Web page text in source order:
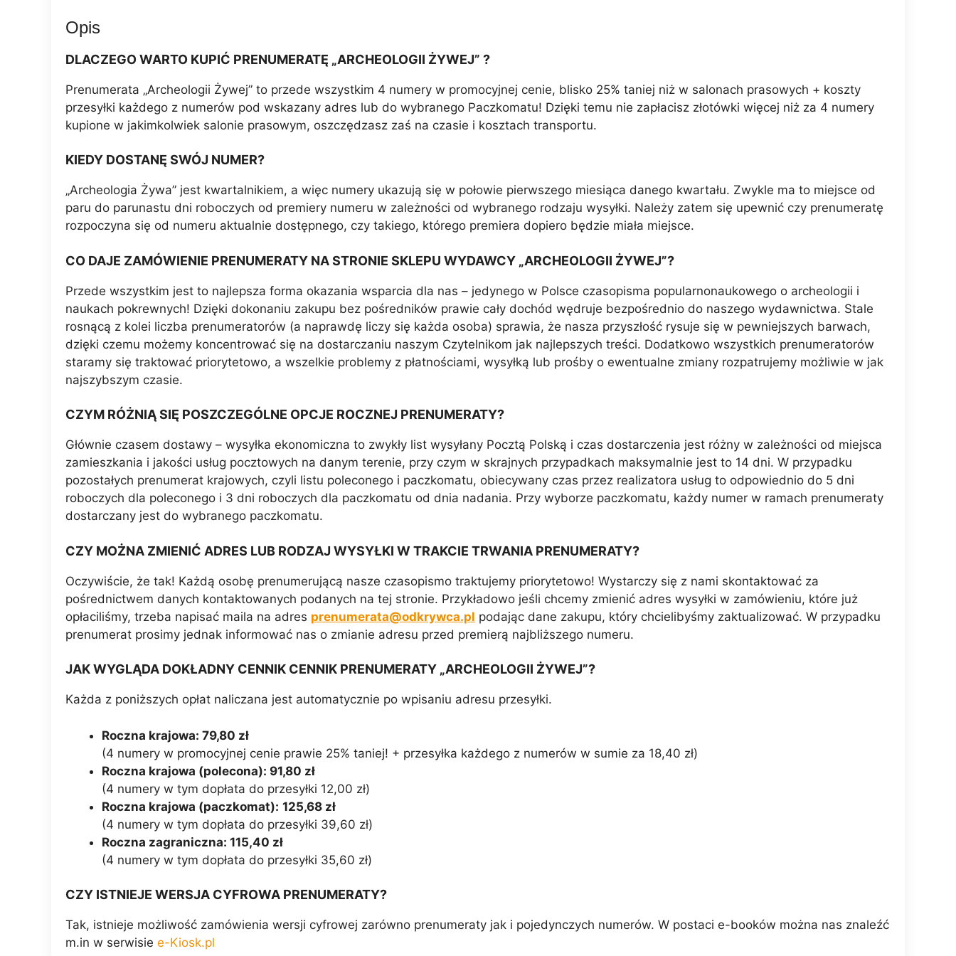
Opis
DLACZEGO WARTO KUPIĆ PRENUMERATĘ „ARCHEOLOGII ŻYWEJ” ?
Prenumerata „Archeologii Żywej” to przede wszystkim 4 numery w promocyjnej cenie, blisko 25% taniej niż w salonach prasowych + koszty
przesyłki każdego z numerów pod wskazany adres lub do wybranego Paczkomatu! Dzięki temu nie zapłacisz złotówki więcej niż za 4 numery
kupione w jakimkolwiek salonie prasowym, oszczędzasz zaś na czasie i kosztach transportu.
KIEDY DOSTANĘ SWÓJ NUMER?
„Archeologia Żywa” jest kwartalnikiem, a więc numery ukazują się w połowie pierwszego miesiąca danego kwartału. Zwykle ma to miejsce od
paru do parunastu dni roboczych od premiery numeru w zależności od wybranego rodzaju wysyłki. Należy zatem się upewnić czy prenumeratę
rozpoczyna się od numeru aktualnie dostępnego, czy takiego, którego premiera dopiero będzie miała miejsce.
CO DAJE ZAMÓWIENIE PRENUMERATY NA STRONIE SKLEPU WYDAWCY „ARCHEOLOGII ŻYWEJ”?
Przede wszystkim jest to najlepsza forma okazania wsparcia dla nas – jedynego w Polsce czasopisma popularnonaukowego o archeologii i
naukach pokrewnych! Dzięki dokonaniu zakupu bez pośredników prawie cały dochód wędruje bezpośrednio do naszego wydawnictwa. Stale
rosnącą z kolei liczba prenumeratorów (a naprawdę liczy się każda osoba) sprawia, że nasza przyszłość rysuje się w pewniejszych barwach,
dzięki czemu możemy koncentrować się na dostarczaniu naszym Czytelnikom jak najlepszych treści. Dodatkowo wszystkich prenumeratorów
staramy się traktować priorytetowo, a wszelkie problemy z płatnościami, wysyłką lub prośby o ewentualne zmiany rozpatrujemy możliwie w jak
najszybszym czasie.
CZYM RÓŻNIĄ SIĘ POSZCZEGÓLNE OPCJE ROCZNEJ PRENUMERATY?
Głównie czasem dostawy – wysyłka ekonomiczna to zwykły list wysyłany Pocztą Polską i czas dostarczenia jest różny w zależności od miejsca
zamieszkania i jakości usług pocztowych na danym terenie, przy czym w skrajnych przypadkach maksymalnie jest to 14 dni. W przypadku
pozostałych prenumerat krajowych, czyli listu poleconego i paczkomatu, obiecywany czas przez realizatora usług to odpowiednio do 5 dni
roboczych dla poleconego i 3 dni roboczych dla paczkomatu od dnia nadania. Przy wyborze paczkomatu, każdy numer w ramach prenumeraty
dostarczany jest do wybranego paczkomatu.
CZY MOŻNA ZMIENIĆ ADRES LUB RODZAJ WYSYŁKI W TRAKCIE TRWANIA PRENUMERATY?
Oczywiście, że tak! Każdą osobę prenumerującą nasze czasopismo traktujemy priorytetowo! Wystarczy się z nami skontaktować za
pośrednictwem danych kontaktowanych podanych na tej stronie. Przykładowo jeśli chcemy zmienić adres wysyłki w zamówieniu, które już
opłaciliśmy, trzeba napisać maila na adres prenumerata@odkrywca.pl podając dane zakupu, który chcielibyśmy zaktualizować. W przypadku
prenumerat prosimy jednak informować nas o zmianie adresu przed premierą najbliższego numeru.
JAK WYGLĄDA DOKŁADNY CENNIK CENNIK PRENUMERATY „ARCHEOLOGII ŻYWEJ”?
Każda z poniższych opłat naliczana jest automatycznie po wpisaniu adresu przesyłki.
Roczna krajowa: 79,80 zł
(4 numery w promocyjnej cenie prawie 25% taniej! + przesyłka każdego z numerów w sumie za 18,40 zł)
Roczna krajowa (polecona): 91,80 zł
(4 numery w tym dopłata do przesyłki 12,00 zł)
Roczna krajowa (paczkomat): 125,68 zł
(4 numery w tym dopłata do przesyłki 39,60 zł)
Roczna zagraniczna: 115,40 zł
(4 numery w tym dopłata do przesyłki 35,60 zł)
CZY ISTNIEJE WERSJA CYFROWA PRENUMERATY?
Tak, istnieje możliwość zamówienia wersji cyfrowej zarówno prenumeraty jak i pojedynczych numerów. W postaci e-booków można nas znaleźć
m.in w serwisie e-Kiosk.pl